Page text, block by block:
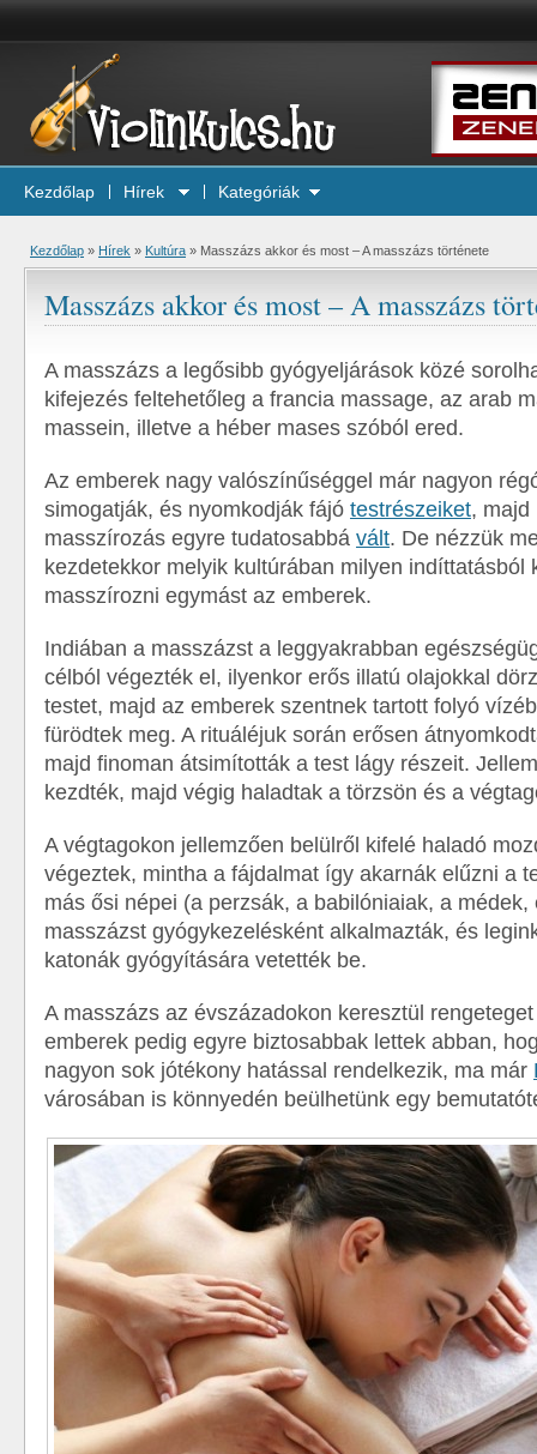
Kezdőlap Hírek Kategóriák
Kezdőlap » Hírek » Kultúra » Masszázs akkor és most – A masszázs története
Masszázs akkor és most – A masszázs
A masszázs a legősibb gyógyeljárások közé
kifejezés feltehetőleg a francia massage, az arab
massein, illetve a héber mases szóból ered.
Az emberek nagy valószínűséggel már nagyon
simogatják, és nyomkodják fájó testrészeiket, majd
masszírozás egyre tudatosabbá vált. De nézzük
kezdetekkor melyik kultúrában milyen indíttatásból
masszírozni egymást az emberek.
Indiában a masszázst a leggyakrabban
célból végezték el, ilyenkor erős illatú olajokkal
testet, majd az emberek szentnek tartott folyó
fürödtek meg. A rituáléjuk során erősen
majd finoman átsimították a test lágy részeit.
kezdték, majd végig haladtak a törzsön és a
A végtagokon jellemzően belülről kifelé haladó
végeztek, mintha a fájdalmat így akarnák elűzni a
más ősi népei (a perzsák, a babilóniaiak, a
masszázst gyógykezelésként alkalmazták, és
katonák gyógyítására vetették be.
A masszázs az évszázadokon keresztül
emberek pedig egyre biztosabbak lettek abban,
nagyon sok jótékony hatással rendelkezik, ma már
városában is könnyedén beülhetünk egy